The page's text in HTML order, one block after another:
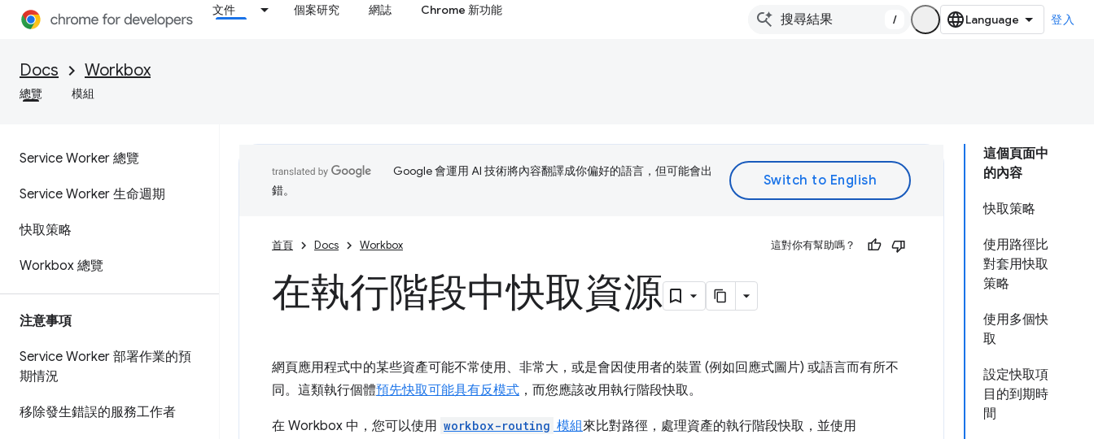
文件 個案研究 網誌 Chrome 新功能
/ 登入
Docs Workbox
總覽 模組
Service Worker 總覽
Service Worker 生命週期
快取策略
Workbox 總覽
注意事項
Service Worker 部署作業的預
期情況
移除發生錯誤的服務工作者
這個頁面中
的內容
快取策略
使用路徑比
對套用快取
策略
使用多個快
取
設定快取項
目的到期時
間
Google 會運用 AI 技術將內容翻譯成你偏好的語言，但可能會出
錯。
首頁 Docs Workbox 這對你有幫助嗎？
在執行階段中快取資源
網頁應用程式中的某些資產可能不常使用、非常大，或是會因使用者的裝置 (例如回應式圖片) 或語言而有所不
同。這類執行個體預先快取可能具有反模式 ，而您應該改用執行階段快取。
在 Workbox 中，您可以使用 workbox-routing 模組來比對路徑，處理資產的執行階段快取，並使用